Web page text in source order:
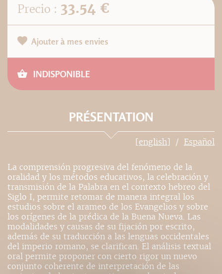
Precio : 33.54 €
Ajouter à mes envies
INDISPONIBLE
PRÉSENTATION
[english] Español
La comprensión progresiva del fenómeno de la
oralidad y los métodos educativos, la celebración y
transmisión de la Palabra en el contexto hebreo del
Siglo I, permite retomar de manera integral los
estudios sobre el arameo de los Evangelios y sobre
los orígenes de la prédica de la Buena Nueva. Las
modalidades y causas de su fijación por escrito,
además de su traducción a las lenguas occidentales
del imperio romano, se clarifican. El análisis textual
oral permite proponer con cierto rigor un nuevo
conjunto coherente de interpretación de las